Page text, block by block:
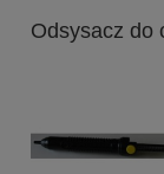
Odsysacz do